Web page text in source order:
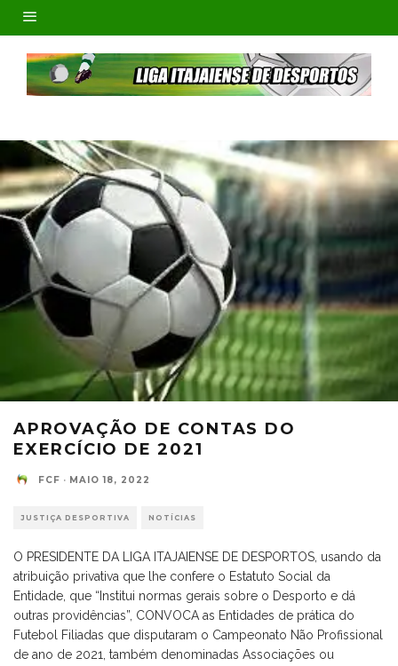
APROVAÇÃO DE CONTAS DO
EXERCÍCIO DE 2021
FCF · MAIO 18, 2022
JUSTIÇA DESPORTIVA NOTÍCIAS
O PRESIDENTE DA LIGA ITAJAIENSE DE DESPORTOS, usando da
atribuição privativa que lhe confere o Estatuto Social da
Entidade, que “Institui normas gerais sobre o Desporto e dá
outras providências”, CONVOCA as Entidades de prática do
Futebol Filiadas que disputaram o Campeonato Não Profissional
de ano de 2021, também denominadas Associações ou